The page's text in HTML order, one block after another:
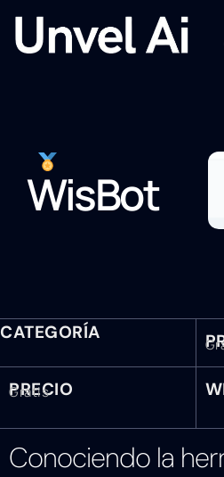
WisBot
CATEGORÍA
PRECIO
Gratis
Conociendo la